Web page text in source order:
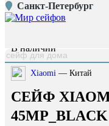
Санкт-Петербург
Главная страница /
Каталог /
В наличии
Xiaomi — Китай
СЕЙФ